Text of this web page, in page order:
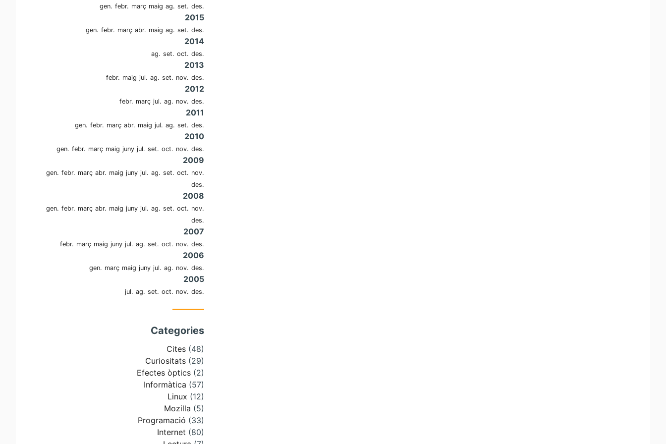
gen. febr. març maig ag. set. des.
2015
gen. febr. març abr. maig ag. set. des.
2014
ag. set. oct. des.
2013
febr. maig jul. ag. set. nov. des.
2012
febr. març jul. ag. nov. des.
2011
gen. febr. març abr. maig jul. ag. set. des.
2010
gen. febr. març maig juny jul. set. oct. nov. des.
2009
gen. febr. març abr. maig juny jul. ag. set. oct. nov.
des.
2008
gen. febr. març abr. maig juny jul. ag. set. oct. nov.
des.
2007
febr. març maig juny jul. ag. set. oct. nov. des.
2006
gen. març maig juny jul. ag. nov. des.
2005
jul. ag. set. oct. nov. des.
Categories
Cites (48)
Curiositats (29)
Efectes òptics (2)
Informàtica (57)
Linux (12)
Mozilla (5)
Programació (33)
Internet (80)